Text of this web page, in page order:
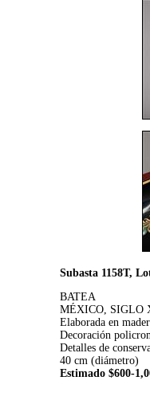
Subasta 1158T,
BATEA
MÉXICO, SIGLO
Elaborada en
Decoración
Detalles de
40 cm (diámetro)
Estimado $600-